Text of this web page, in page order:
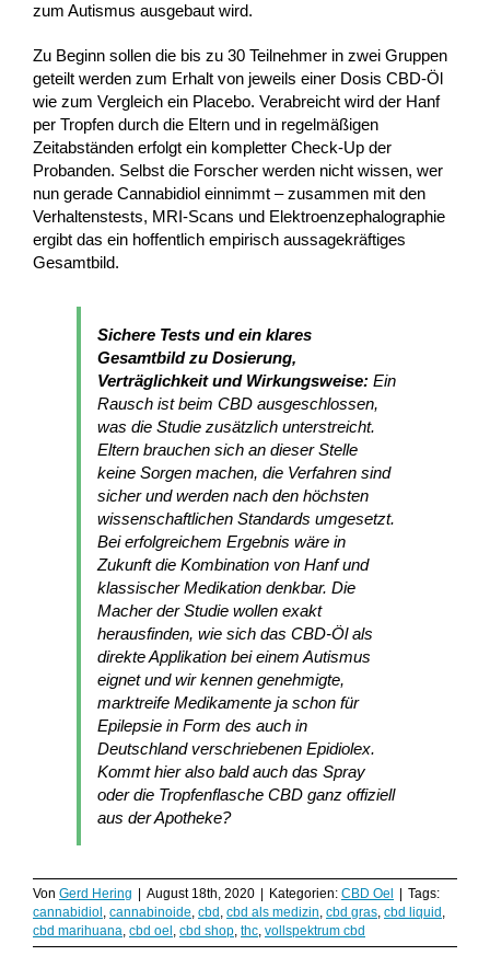
zum Autismus ausgebaut wird.
Zu Beginn sollen die bis zu 30 Teilnehmer in zwei Gruppen
geteilt werden zum Erhalt von jeweils einer Dosis CBD-Öl
wie zum Vergleich ein Placebo. Verabreicht wird der Hanf
per Tropfen durch die Eltern und in regelmäßigen
Zeitabständen erfolgt ein kompletter Check-Up der
Probanden. Selbst die Forscher werden nicht wissen, wer
nun gerade Cannabidiol einnimmt – zusammen mit den
Verhaltenstests, MRI-Scans und Elektroenzephalographie
ergibt das ein hoffentlich empirisch aussagekräftiges
Gesamtbild.
Sichere Tests und ein klares
Gesamtbild zu Dosierung,
Verträglichkeit und Wirkungsweise: Ein
Rausch ist beim CBD ausgeschlossen,
was die Studie zusätzlich unterstreicht.
Eltern brauchen sich an dieser Stelle
keine Sorgen machen, die Verfahren sind
sicher und werden nach den höchsten
wissenschaftlichen Standards umgesetzt.
Bei erfolgreichem Ergebnis wäre in
Zukunft die Kombination von Hanf und
klassischer Medikation denkbar. Die
Macher der Studie wollen exakt
herausfinden, wie sich das CBD-Öl als
direkte Applikation bei einem Autismus
eignet und wir kennen genehmigte,
marktreife Medikamente ja schon für
Epilepsie in Form des auch in
Deutschland verschriebenen Epidiolex.
Kommt hier also bald auch das Spray
oder die Tropfenflasche CBD ganz offiziell
aus der Apotheke?
Von Gerd Hering | August 18th, 2020 | Kategorien: CBD Oel | Tags:
cannabidiol, cannabinoide, cbd, cbd als medizin, cbd gras, cbd liquid,
cbd marihuana, cbd oel, cbd shop, thc, vollspektrum cbd